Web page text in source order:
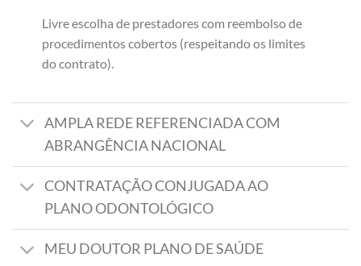
Livre escolha de prestadores com reembolso de
procedimentos cobertos (respeitando os limites
do contrato).
AMPLA REDE REFERENCIADA COM
ABRANGÊNCIA NACIONAL
CONTRATAÇÃO CONJUGADA AO
PLANO ODONTOLÓGICO
MEU DOUTOR PLANO DE SAÚDE